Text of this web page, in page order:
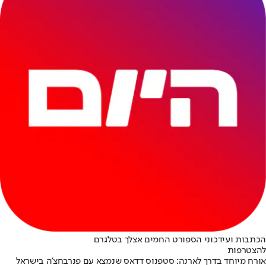
הכתבות ועידכוני הספורט החמים אצלך בטלגרם
להצטרפות
אורח מיוחד בדרך לארנה: סטפנוס דדאס שנמצא עם פנרבחצ’ה בישראל